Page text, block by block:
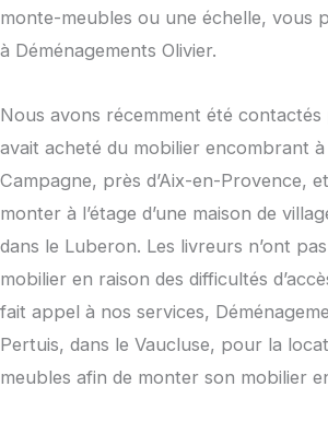
monte-meubles ou une échelle, vous
à Déménagements Olivier.
Nous avons récemment été
avait acheté du mobilier encombrant à
Campagne, près d’Aix-en-Provence,
monter à l’étage d’une maison de
dans le Luberon. Les livreurs n’ont
mobilier en raison des difficultés
fait appel à nos services,
Pertuis, dans le Vaucluse, pour la
meubles afin de monter son mobilier